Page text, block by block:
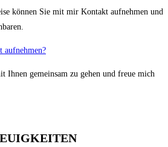
können Sie mit mir Kontakt aufnehmen und
aufnehmen?
Ihnen gemeinsam zu gehen und freue mich